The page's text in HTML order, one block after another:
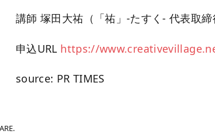
講師 塚田大祐（「祐」-たすく- 代表取締
申込URL https://
source: PR TIMES